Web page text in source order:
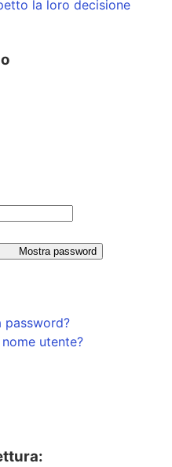
la loro decisione
Mostra password
password?
utente?